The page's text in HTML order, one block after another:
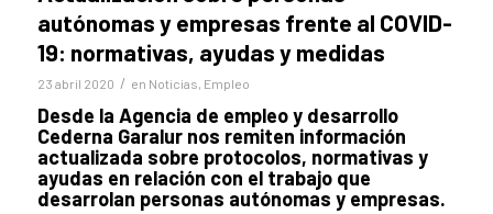
autónomas y empresas frente al COVID-
19: normativas, ayudas y medidas
23 abril 2020 / en Noticias Empleo
Desde la Agencia de empleo y desarrollo
Cederna Garalur nos remiten información
actualizada sobre protocolos, normativas y
ayudas en relación con el trabajo que
desarrolan personas autónomas y empresas.